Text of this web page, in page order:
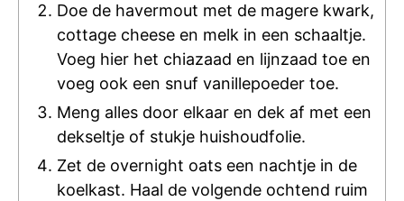
Doe de havermout met de magere kwark,
cottage cheese en melk in een schaaltje.
Voeg hier het chiazaad en lijnzaad toe en
voeg ook een snuf vanillepoeder toe.
Meng alles door elkaar en dek af met een
dekseltje of stukje huishoudfolie.
Zet de overnight oats een nachtje in de
koelkast. Haal de volgende ochtend ruim